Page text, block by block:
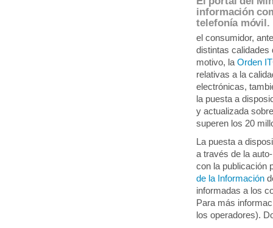
información
telefonía móvil.
el consumidor,
distintas calidades
motivo, laOrden
relativas a la
electrónicas,
la puesta a
y actualizada
superen los 20
La puesta a
a través de la
con la publicación
de la Información
informadas a los
Para más
los operadores).